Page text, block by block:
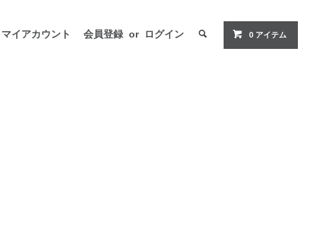
マイアカウント 会員登録 or ログイン 0 アイテム